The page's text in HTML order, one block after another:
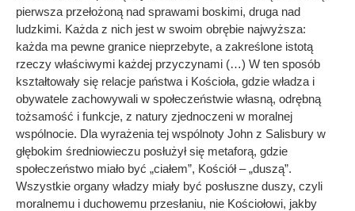
pierwsza przełożoną nad sprawami boskimi, druga nad
ludzkimi. Każda z nich jest w swoim obrębie najwyższa:
każda ma pewne granice nieprzebyte, a zakreślone istotą
rzeczy właściwymi każdej przyczynami (…) W ten sposób
kształtowały się relacje państwa i Kościoła, gdzie władza i
obywatele zachowywali w społeczeństwie własną, odrębną
tożsamość i funkcje, z natury zjednoczeni w moralnej
wspólnocie. Dla wyrażenia tej wspólnoty John z Salisbury w
głębokim średniowieczu posłużył się metaforą, gdzie
społeczeństwo miało być „ciałem”, Kościół – „duszą”.
Wszystkie organy władzy miały być posłuszne duszy, czyli
moralnemu i duchowemu przesłaniu, nie Kościołowi, jakby